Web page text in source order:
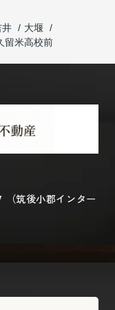
井
大堰
留米高校前
筑後小郡インター